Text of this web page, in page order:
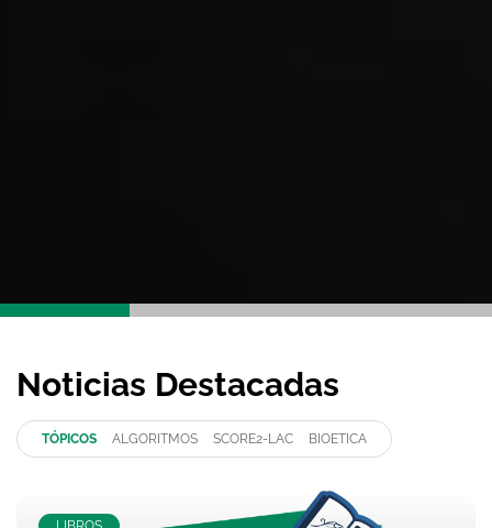
Noticias Destacadas
TÓPICOS ALGORITMOS SCORE2-LAC BIOETICA